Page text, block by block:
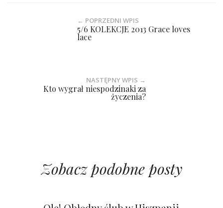
← POPRZEDNI WPIS
5/6 KOLEKCJE 2013 Grace loves
lace
NASTĘPNY WPIS →
Kto wygrał niespodzinaki za
życzenia?
Zobacz podobne posty
WOW! Zielono i pustynnie